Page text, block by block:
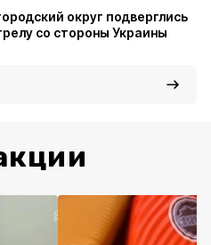
округ подверглись
со стороны Украины